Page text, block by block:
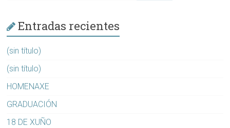
Entradas recientes
(sin título)
(sin título)
HOMENAXE
GRADUACIÓN
18 DE XUÑO